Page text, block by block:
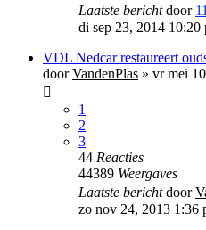
Laatste berichtdoor
di sep 23, 2014 10:20
VDL Nedcar restaureert
doorVandenPlas » vr mei
1
2
3
44 Reacties
44389 Weergaves
Laatste berichtdoor
zo nov 24, 2013 1:36